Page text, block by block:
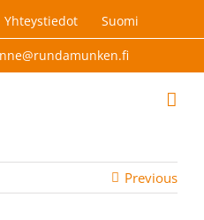
Yhteystiedot Suomi
Previous